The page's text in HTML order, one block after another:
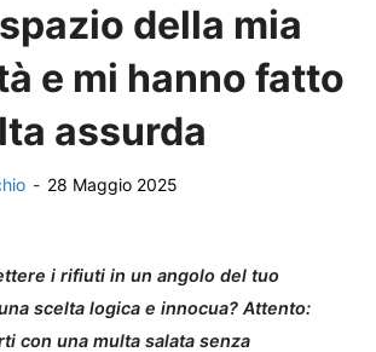
della mia
e mi hanno fatto
assurda
- 28 Maggio 2025
i rifiuti in un angolo del tuo
scelta logica e innocua? Attento:
con una multa salata senza